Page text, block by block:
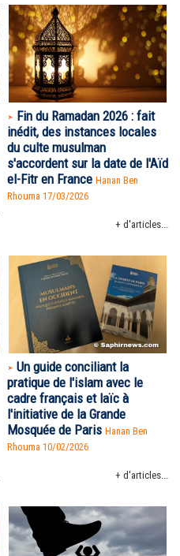
Fin du Ramadan 2026 : fait
inédit, des instances locales
du culte musulman
s'accordent sur la date de l'Aïd
el-Fitr en France Hanan Ben
Rhouma 17/03/2026
+ d'articles...
Un guide conciliant la
pratique de l'islam avec le
cadre français et laïc à
l'initiative de la Grande
Mosquée de Paris Hanan Ben
Rhouma 10/02/2026
+ d'articles...